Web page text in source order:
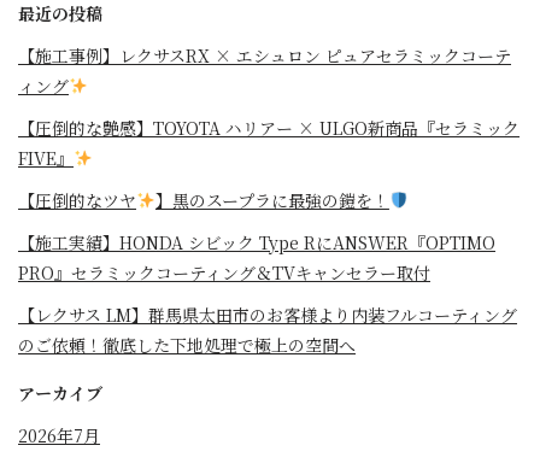
最近の投稿
【施工事例】レクサスRX × エシュロン ピュアセラミックコーテ
ィング
【圧倒的な艶感】TOYOTA ハリアー × ULGO新商品『セラミック
FIVE』
【圧倒的なツヤ
】黒のスープラに最強の鎧を！
⁡【施工実績】HONDA シビック Type RにANSWER『OPTIMO
PRO』セラミックコーティング＆TVキャンセラー取付
【レクサス LM】群馬県太田市のお客様より内装フルコーティング
のご依頼！徹底した下地処理で極上の空間へ
アーカイブ
2026年7月